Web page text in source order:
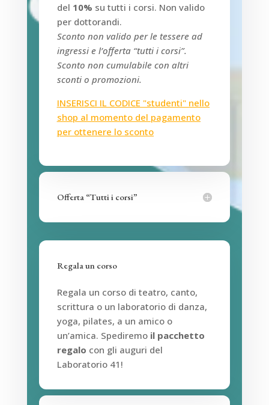
del 10% su tutti i corsi. Non valido
per dottorandi.
Sconto non valido per le tessere ad
ingressi e l’offerta “tutti i corsi”.
Sconto non cumulabile con altri
sconti o promozioni.
INSERISCI IL CODICE "studenti" nello
shop al momento del pagamento
per ottenere lo sconto
Offerta “Tutti i corsi”
Regala un corso
Regala un corso di teatro, canto,
scrittura o un laboratorio di danza,
yoga, pilates, a un amico o
un’amica. Spediremo il pacchetto
regalo con gli auguri del
Laboratorio 41!